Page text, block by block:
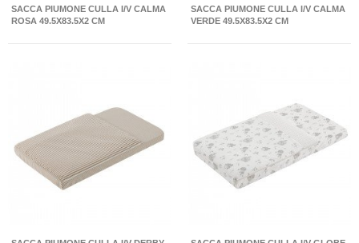
SACCA PIUMONE CULLA I/V CALMA
ROSA 49.5X83.5X2 CM
SACCA PIUMONE CULLA I/V CALMA
VERDE 49.5X83.5X2 CM